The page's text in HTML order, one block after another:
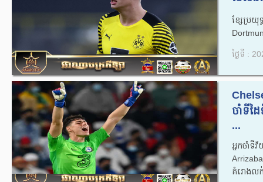
ខ្សែប្រយុ
ថ្ងៃទី :
ចាំទីដ
...
អ្នកច
គំរោងលក់